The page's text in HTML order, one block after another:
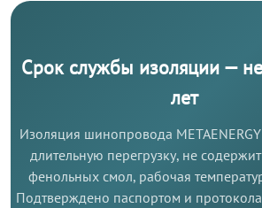
Срок службы изоляции —
лет
Изоляция шинопровода
длительную перегрузку, не
фенольных смол, рабочая
Подтверждено паспортом и